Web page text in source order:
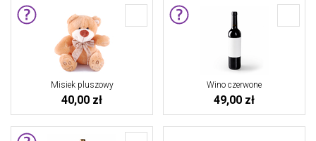
Misiek pluszowy
40,00 zł
Wino czerwone
49,00 zł